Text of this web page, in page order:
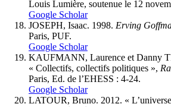
Louis Lumière, soutenue le 12
Google Scholar
JOSEPH, Isaac. 1998. Erving
Paris, PUF.
Google Scholar
KAUFMANN, Laurence et Danny
« Collectifs, collectifs politiques »,
Paris, Ed. de l’EHESS : 4-24.
Google Scholar
LATOUR, Bruno. 2012. «